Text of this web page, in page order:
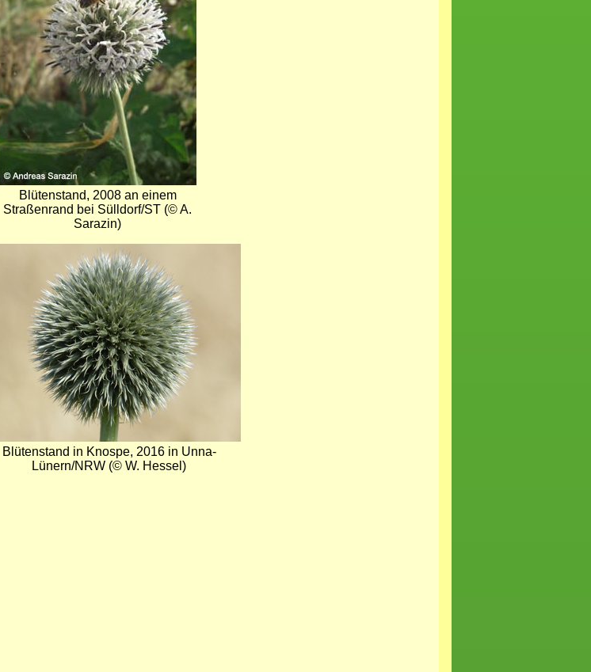
Blütenstand, 2008 an einem
Straßenrand bei Sülldorf/ST (© A.
Sarazin)
Blütenstand in Knospe, 2016 in Unna-
Lünern/NRW (© W. Hessel)